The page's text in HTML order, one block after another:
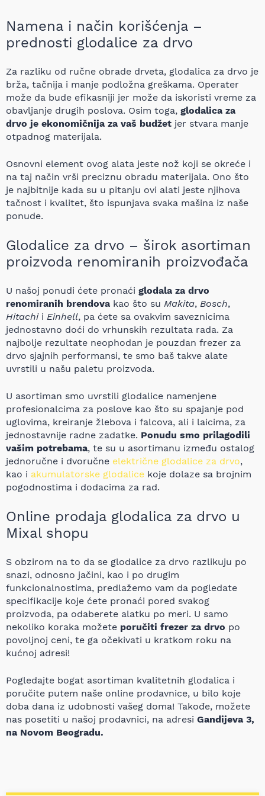
Namena i način korišćenja –
prednosti glodalice za drvo
Za razliku od ručne obrade drveta, glodalica za drvo je
brža, tačnija i manje podložna greškama. Operater
može da bude efikasniji jer može da iskoristi vreme za
obavljanje drugih poslova. Osim toga, glodalica za
drvo je ekonomičnija za vaš budžet jer stvara manje
otpadnog materijala.
Osnovni element ovog alata jeste nož koji se okreće i
na taj način vrši preciznu obradu materijala. Ono što
je najbitnije kada su u pitanju ovi alati jeste njihova
tačnost i kvalitet, što ispunjava svaka mašina iz naše
ponude.
Glodalice za drvo – širok asortiman
proizvoda renomiranih proizvođača
U našoj ponudi ćete pronaći glodala za drvo
renomiranih brendovakao što su Makita, Bosch,
Hitachii Einhell, pa ćete sa ovakvim saveznicima
jednostavno doći do vrhunskih rezultata rada. Za
najbolje rezultate neophodan je pouzdan frezer za
drvo sjajnih performansi, te smo baš takve alate
uvrstili u našu paletu proizvoda.
U asortiman smo uvrstili glodalice namenjene
profesionalcima za poslove kao što su spajanje pod
uglovima, kreiranje žlebova i falcova, ali i laicima, za
jednostavnije radne zadatke. Ponudu smo prilagodili
vašim potrebama, te su u asortimanu između ostalog
jednoručne i dvoručne električne glodalice za drvo,
kao i akumulatorske glodalice koje dolaze sa brojnim
pogodnostima i dodacima za rad.
Online prodaja glodalica za drvo u
Mixal shopu
S obzirom na to da se glodalice za drvo razlikuju po
snazi, odnosno jačini, kao i po drugim
funkcionalnostima, predlažemo vam da pogledate
specifikacije koje ćete pronaći pored svakog
proizvoda, pa odaberete alatku po meri. U samo
nekoliko koraka možete poručiti frezer za drvo po
povoljnoj ceni, te ga očekivati u kratkom roku na
kućnoj adresi!
Pogledajte bogat asortiman kvalitetnih glodalica i
poručite putem naše online prodavnice, u bilo koje
doba dana iz udobnosti vašeg doma! Takođe, možete
nas posetiti u našoj prodavnici, na adresi Gandijeva 3,
na Novom Beogradu.